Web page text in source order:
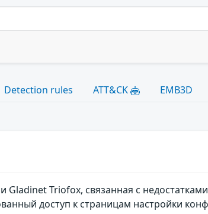
Detection rules ATT&CK EMB3D
Triofox, связанная с
доступ к страницам настройки